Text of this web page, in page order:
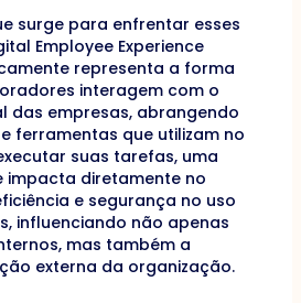
surge para enfrentar esses
Employee Experience
representa a forma
interagem com o
das empresas, abrangendo
ferramentas que utilizam no
suas tarefas, uma
impacta diretamente no
e segurança no uso
influenciando não apenas
mas também a
externa da organização.